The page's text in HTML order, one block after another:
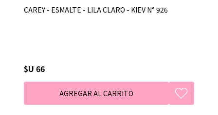
CAREY - ESMALTE - LILA CLARO - KIEV N° 926
$U 66